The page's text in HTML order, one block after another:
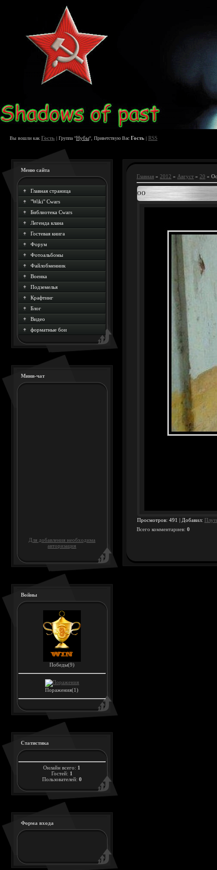
Вы вошли как Гость | Группа "Нубы", Приветствую Вас Гость | RSS
Меню сайта
Главная страница
"Wiki" Cwars
Библиотека Cwars
Легенда клана
Гостевая книга
Форум
Фотоальбомы
Файлобменник
Военка
Подземелья
Крафтинг
Блог
Видео
форматные бои
Мини-чат
Для добавления необходима
авторизация
Войны
Победы(9)
Поражения(1)
Статистика
Онлайн всего: 1
Гостей: 1
Пользователей: 0
Форма входа
Главная » 2012 » Август » 20 »
ОО
Просмотров: 491 | Добавил:
Всего комментариев: 0